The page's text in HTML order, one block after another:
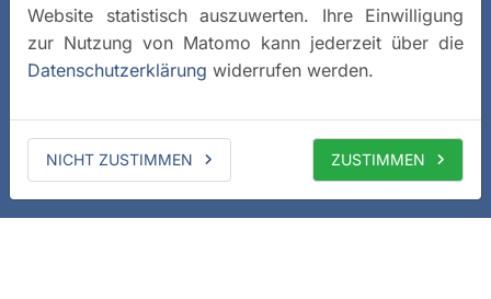
Website statistisch auszuwerten. Ihre Einwilligung
zur Nutzung von Matomo kann jederzeit über die
Datenschutzerklärung widerrufen werden.
NICHT ZUSTIMMEN ZUSTIMMEN